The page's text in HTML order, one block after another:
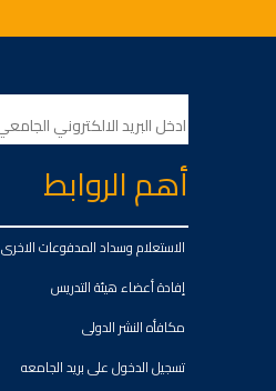
أهم الروابط
الاستعلام وسداد المدفوعات الاخرى
إفادة أعضاء هيئة التدريس
مكافأه النشر الدولى
تسجيل الدخول على بريد الجامعه